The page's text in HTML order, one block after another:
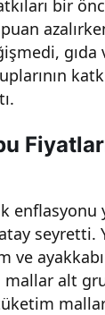
bir
puan
gıda
enflasyonu
seyretti.
ve
alt